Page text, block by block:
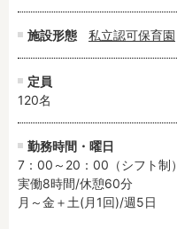
施設形態 私立認可保育園
定員
120名
勤務時間・曜日
7：00～20：00（シフト制）
実働8時間/休憩60分
月～金＋土(月1回)/週5日